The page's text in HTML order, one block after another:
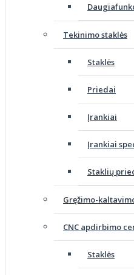
Tekinimo staklės
Staklės
Priedai
Įrankiai
Įrankiai
Staklių
Gręžimo-
CNC apdirbimo
Staklės